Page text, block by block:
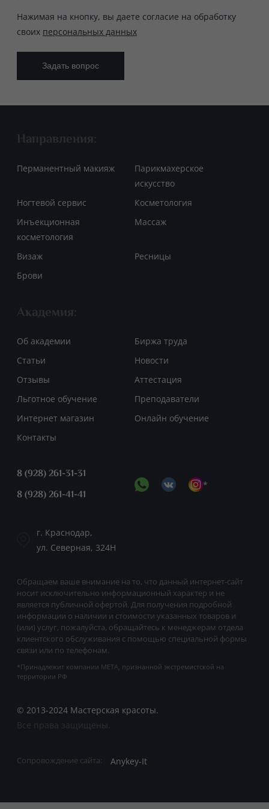
Нажимая на кнопку, вы даете согласие на обработку
своих персональных данных
Обращаем ваше внимание на то, что данный интернет-сайт
носит исключительно информационный характер и не
является публичной офертой. Для получения подробной
информации о наличии и стоимости указанных товаров и
(или) услуг, пожалуйста, обращайтесь к менеджерам отдела
клиентского обслуживания с помощью специальной формы
связи или по телефонам.
*Принадлежит компании META, признанной экстремистской на
территории РФ
Направления:
Перманентный макияж
Парикмахерское
искусство
Ногтевой сервис
Косметология
Инъекционная
косметология
Массаж
Визаж
Ресницы
Брови
Академия:
Об академии
Биржа труда
Статьи
Новости
Отзывы
Аттестация
Льготное обучение
Преподаватели
Интернет магазин
Онлайн обучение
Контакты
© 2013-2024 Мастерская красоты.
Все права защищены.
8 (928) 261-31-31
8 (928) 261-41-41
*
г. Краснодар,
ул. Северная, 324Н
Сопровождение сайта: Anykey-It